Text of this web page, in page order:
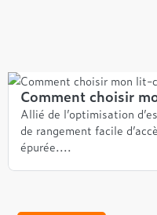
Comment choisir
Allié de l’optimisation
de rangement facile
épurée....